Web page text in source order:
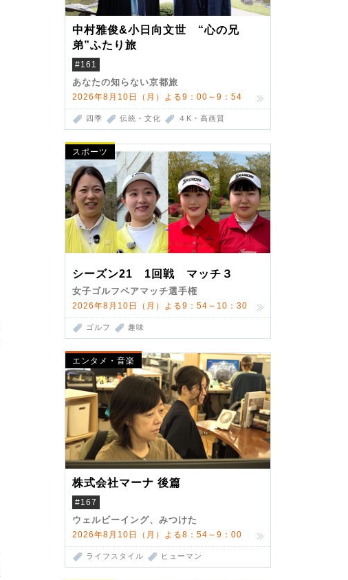
中村雅俊&小日向文世 “心の兄
弟”ふたり旅
#161
あなたの知らない京都旅
2026年8月10日（月）よる9：00～9：54
四季 伝統・文化 ４K・高画質
スポーツ
シーズン21 1回戦 マッチ３
女子ゴルフペアマッチ選手権
2026年8月10日（月）よる9：54～10：30
ゴルフ 趣味
エンタメ・音楽
株式会社マーナ 後篇
#167
ウェルビーイング、みつけた
2026年8月10日（月）よる8：54～9：00
ライフスタイル ヒューマン